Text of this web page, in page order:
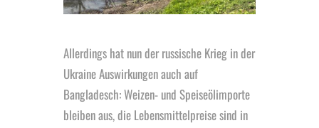
Allerdings hat nun der russische Krieg in der
Ukraine Auswirkungen auch auf
Bangladesch: Weizen- und Speiseölimporte
bleiben aus, die Lebensmittelpreise sind in